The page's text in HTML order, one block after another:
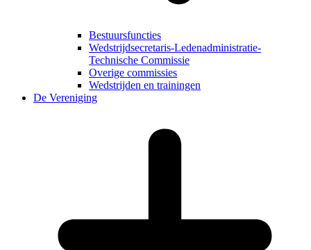
Bestuursfuncties
Wedstrijdsecretaris-Ledenadministratie-
Technische Commissie
Overige commissies
Wedstrijden en trainingen
De Vereniging